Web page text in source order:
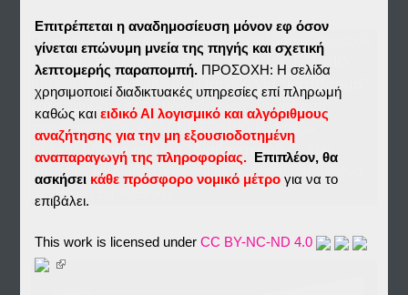
Περιέχει δύο συμπληρωματικές μεταξύ τους περιοχές
με αρχεία πολλαπλών τύπων. Στο ΑΠΟΘΕΤΗΡΙΟ
υπάρχουν συγκεντρωμένα
αρχεία για “κατέβασμα”
κατανεμημένα σε “…θήκες”, χωρίς δυνατότητα
προθέασης. Στο ΑΝΑΓΝΩΣΤΗΡΙΟ εμφανίζω
αρχεία για “διαβαστερούς”,
που
μπορούν να διαβαστούν online, κατηγοριοποιημένα
σε “Ράφια Βιβλιοθήκης”.
Επιτρέπεται η αναδημοσίευση μόνον εφ όσον
γίνεται επώνυμη μνεία της πηγής και σχετική
λεπτομερής παραπομπή. ΠΡΟΣΟΧΗ: Η σελίδα
χρησιμοποιεί διαδικτυακές υπηρεσίες επί πληρωμή
καθώς καιειδικό ΑΙ λογισμικό και αλγόριθμους
αναζήτησης για την μη εξουσιοδοτημένη
αναπαραγωγή της πληροφορίας. Επιπλέον, θα
ασκήσει κάθε πρόσφορο νομικό μέτρογια να το
επιβάλει.
This work is licensed underCC BY-NC-ND 4.0